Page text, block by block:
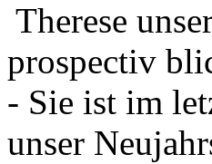
Therese
prospectiv
- Sie ist im
unser